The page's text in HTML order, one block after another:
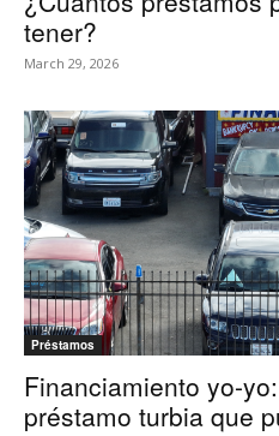
tener?
March 29, 2026
Préstamos
Financiamiento yo-
préstamo turbia que